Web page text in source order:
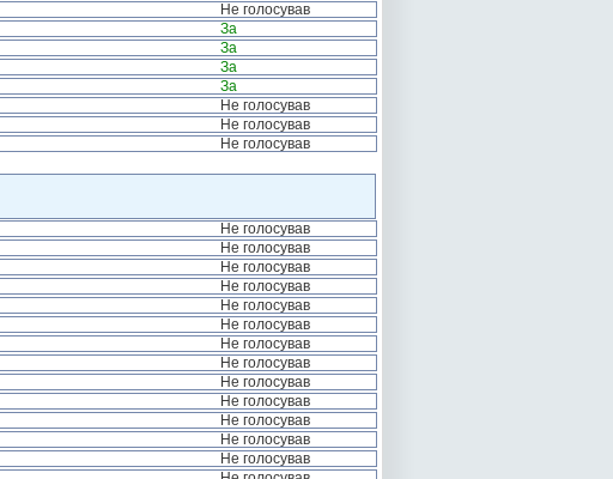
Не голосував
За
За
За
За
Не голосував
Не голосував
Не голосував
Не голосував
Не голосував
Не голосував
Не голосував
Не голосував
Не голосував
Не голосував
Не голосував
Не голосував
Не голосував
Не голосував
Не голосував
Не голосував